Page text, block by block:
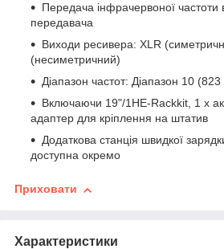
Передача інфрачервоної частоти
передавача
Виходи ресивера: XLR
(несиметричний)
Діапазон частот: Діапазон 10
Включаючи 19"/1HE-Rackkit, 1 x
адаптер для кріплення на штатив
Додаткова станція швидкої
доступна окремо
Приховати
Характеристики